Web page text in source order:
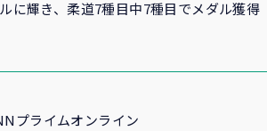
に輝き、柔道7種目中7種目でメダル獲得
プライムオンライン